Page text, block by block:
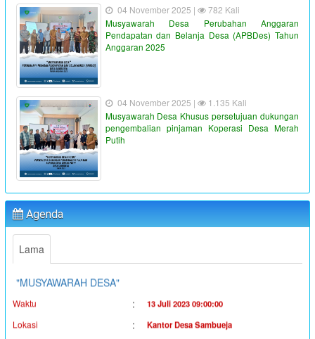
04 November 2025 |
782 Kali
Musyawarah Desa Perubahan Anggaran
Pendapatan dan Belanja Desa (APBDes) Tahun
Anggaran 2025
04 November 2025 |
1.135 Kali
Musyawarah Desa Khusus persetujuan dukungan
pengembalian pinjaman Koperasi Desa Merah
Putih
Agenda
Lama
"PENYALURAN BLT-DD TAHUN ANGGARAN 2023"
Waktu
Lokasi : Kantor Desa Sambueja
Koordinator : Ahmad Syauqi
"MUSYAWARAH DESA"